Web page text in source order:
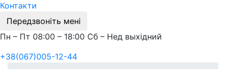
Контакти
Передзвоніть мені
Пн – Пт 08:00 – 18:00 Сб – Нед выхідний
+38(067)005-12-44